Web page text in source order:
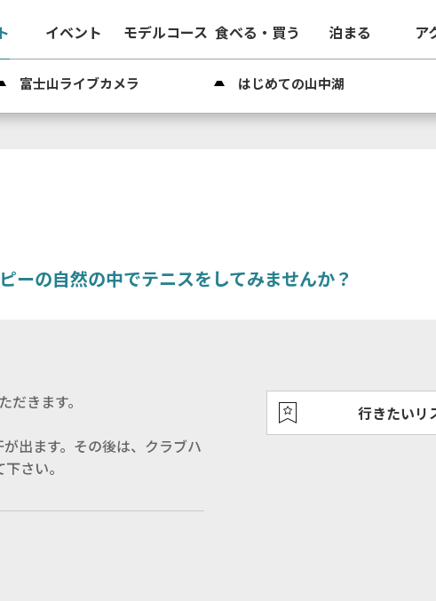
イベント モデルコース 食べる・買う 泊まる ア
富士山ライブカメラ はじめての山中湖
ーの自然の中でテニスをしてみませんか？
きます。
出ます。その後は、クラブハ
さい。
行きたいリ